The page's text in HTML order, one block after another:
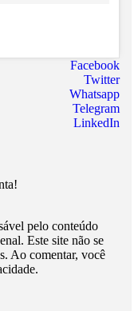
Facebook
Twitter
Whatsapp
Telegram
LinkedIn
pelo conteúdo
Este site não se
Ao comentar, você